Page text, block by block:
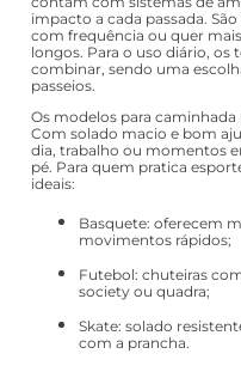
impacto a cada passada.
com frequência ou quer
longos. Para o uso diário, os
combinar, sendo uma
passeios.
Os modelos para
Com solado macio e bom
dia, trabalho ou momentos
pé. Para quem pratica
ideais:
Basquete: oferecem
movimentos rápidos;
Futebol: chuteiras
society ou quadra;
Skate: solado
com a prancha.